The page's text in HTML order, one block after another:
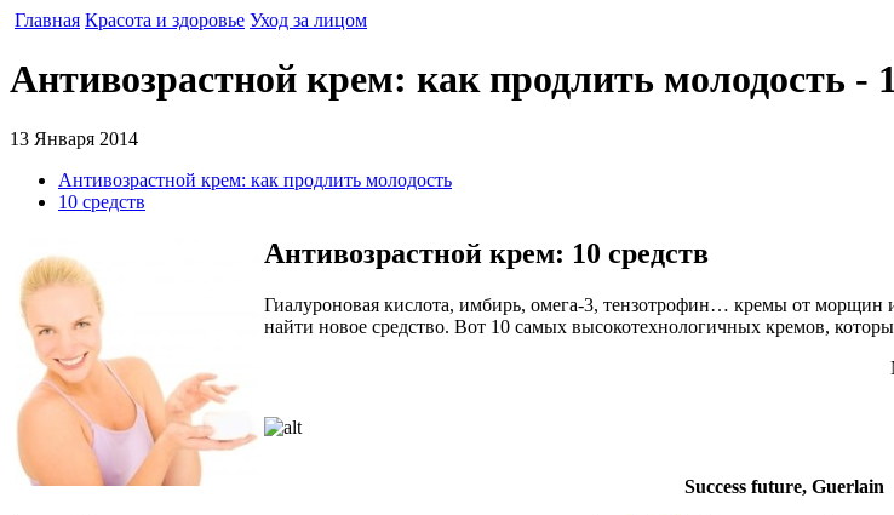
Главная Красота и здоровье Уход за лицом
Антивозрастной крем: как продлить молодость -
13 Января 2014
Антивозрастной крем: как продлить молодость
10 средств
Антивозрастной крем: 10 средств
Гиалуроновая кислота, имбирь, омега-3, тензотрофин… кремы от морщин
найти новое средство. Вот 10 самых высокотехнологичных кремов,
Success future, Guerlain